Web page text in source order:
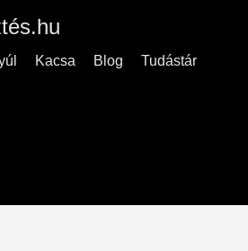
Kacsa Blog
Tudástár